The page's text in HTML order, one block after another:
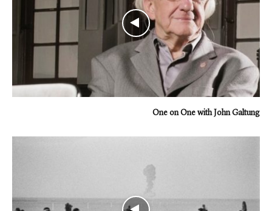
One on One with John Galtung